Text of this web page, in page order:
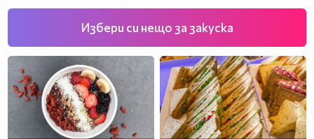
Избери си нещо за закуска